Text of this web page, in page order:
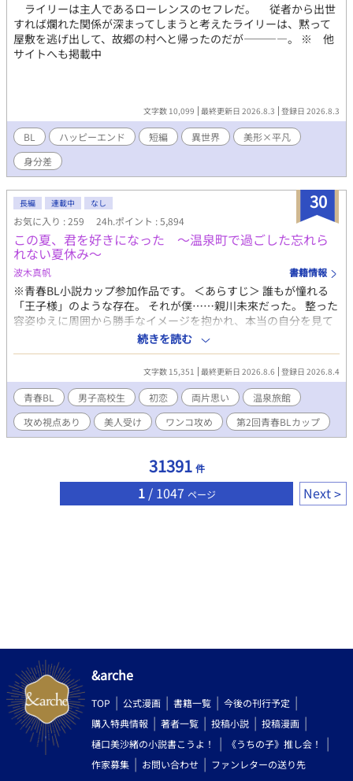
ライリーは主人であるローレンスのセフレだ。 従者から出世
すれば爛れた関係が深まってしまうと考えたライリーは、黙って
屋敷を逃げ出して、故郷の村へと帰ったのだが――――。 ※ 他
サイトへも掲載中
文字数 10,099 最終更新日 2026.8.3 登録日 2026.8.3
BL ハッピーエンド 短編 異世界
美形×平凡
身分差
30
長編 連載中 なし
お気に入り : 259 24h.ポイント : 5,894
この夏、君を好きになった 〜温泉町で過ごした忘れら
れない夏休み〜
波木真帆 書籍情報
※青春BL小説カップ参加作品です。 ＜あらすじ＞ 誰もが憧れる
「王子様」のような存在。 それが僕……親川未來だった。 整った
容姿ゆえに周囲から勝手なイメージを抱かれ、本当の自分を見て
もらえないことに慣れていた未來。 そんな夏休み、祖父母が営む
山あいの旅館で、ひと夏を過ごすことになった。 慣れない旅館の
手伝いに戸惑う未來を、何かと気にかけてくれたのは、同級生の
北山迅。 偶然にも同じ町で夏を過ごすことになった彼は、ときど
き旅館の仕事を手伝いに来てくれる。 誰にでも分け隔てなく優し
くて、気づけば未來の毎日に欠かせない存在になっていく。 迅の
何気ない一言や優しさに触れるたび、止まっていた未來の心は少
しずつ変わっていく。 ひと夏の出会いから始まる、不器用な二人
しんでいただけたらと思っています。
続きを読む
文字数 15,351 最終更新日 2026.8.6 登録日 2026.8.4
青春BL 男子高校生 初恋 両片思い
温泉旅館
攻め視点あり
美人受け ワンコ攻め 第2回青春BLカップ
31391 件
1/ 1047 ページ Next
&arche
TOP 公式漫画 書籍一覧
今後の刊行予定
購入特典情報
著者一覧 投稿小説
投稿漫画
樋口美沙緒の小説書こうよ！
《うちの子》推し会！
作家募集
お問い合わせ ファンレターの送り先